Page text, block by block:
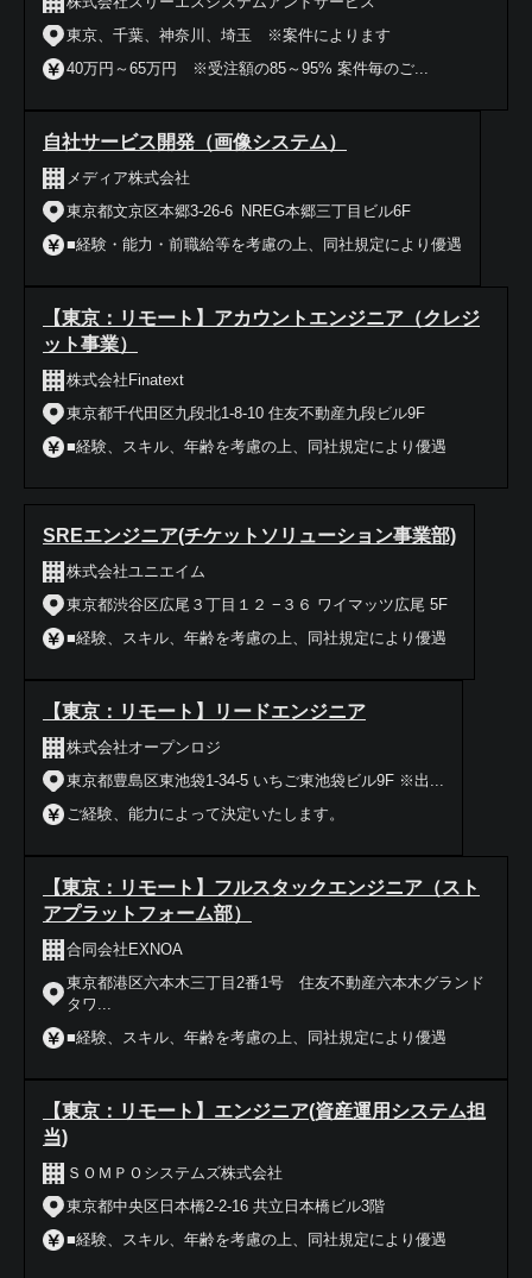
東京、千葉、神奈川、埼玉 ※案件によります
40万円～65万円 ※受注額の85～95% 案件毎のご...
自社サービス開発（画像システム）
メディア株式会社
東京都文京区本郷3-26-6 NREG本郷三丁目ビル6F
■経験・能力・前職給等を考慮の上、同社規定により優遇
【東京：リモート】アカウントエンジニア（クレジ
ット事業）
株式会社Finatext
東京都千代田区九段北1-8-10 住友不動産九段ビル9F
■経験、スキル、年齢を考慮の上、同社規定により優遇
SREエンジニア(チケットソリューション事業部)
株式会社ユニエイム
東京都渋谷区広尾３丁目１２ −３６ ワイマッツ広尾 5F
■経験、スキル、年齢を考慮の上、同社規定により優遇
【東京：リモート】リードエンジニア
株式会社オープンロジ
東京都豊島区東池袋1-34-5 いちご東池袋ビル9F ※出...
ご経験、能力によって決定いたします。
【東京：リモート】フルスタックエンジニア（スト
アプラットフォーム部）
合同会社EXNOA
東京都港区六本木三丁目2番1号 住友不動産六本木グランド
タワ...
■経験、スキル、年齢を考慮の上、同社規定により優遇
【東京：リモート】エンジニア(資産運用システム担
当)
ＳＯＭＰＯシステムズ株式会社
東京都中央区日本橋2-2-16 共立日本橋ビル3階
■経験、スキル、年齢を考慮の上、同社規定により優遇